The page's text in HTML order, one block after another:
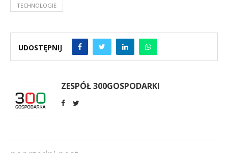
TECHNOLOGIE
UDOSTĘPNIJ
ZESPÓŁ 300GOSPODARKI